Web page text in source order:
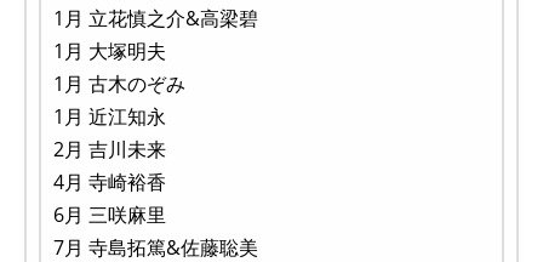
1月 立花慎之介&高梁碧
1月 大塚明夫
1月 古木のぞみ
1月 近江知永
2月 吉川未来
4月 寺崎裕香
6月 三咲麻里
7月 寺島拓篤&佐藤聡美